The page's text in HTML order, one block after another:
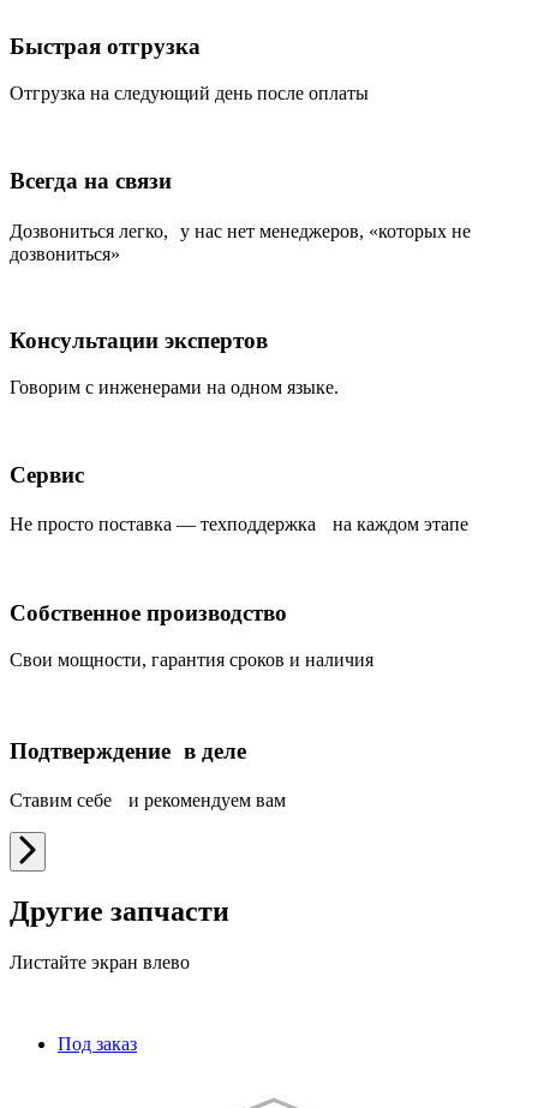
Быстрая отгрузка
Отгрузка на следующий день после оплаты
Всегда на связи
Дозвониться легко, у нас нет менеджеров, «которых не
дозвониться»
Консультации экспертов
Говорим с инженерами на одном языке.
Сервис
Не просто поставка — техподдержка на каждом этапе
Собственное производство
Свои мощности, гарантия сроков и наличия
Подтверждение в деле
Ставим себе и рекомендуем вам
Другие запчасти
Листайте экран влево
Под заказ